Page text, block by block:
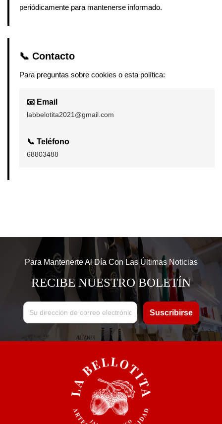
periódicamente para mantenerse informado.
📞 Contacto
Para preguntas sobre cookies o esta política:
📧 Email
labbelotita2021@gmail.com
📞 Teléfono
68803488
Para Mantenerte Al Día Con Las Últimas Noticias
RECIBE NUESTRO BOLETÍN